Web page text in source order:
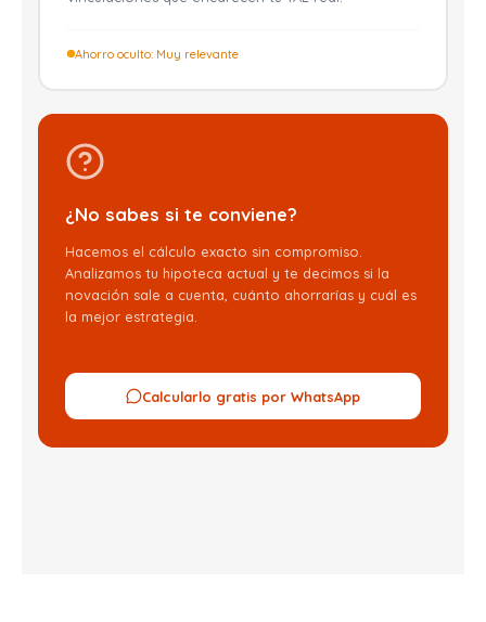
Ahorro oculto: Muy relevante
¿No sabes si te conviene?
Hacemos el cálculo exacto sin compromiso.
Analizamos tu hipoteca actual y te decimos si la
novación sale a cuenta, cuánto ahorrarías y cuál es
la mejor estrategia.
Calcularlo gratis por WhatsApp